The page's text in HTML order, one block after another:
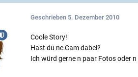
Geschrieben 5. Dezember 2010
Coole Story!
Hast du ne Cam dabei?
Ich würd gerne n paar Fotos oder